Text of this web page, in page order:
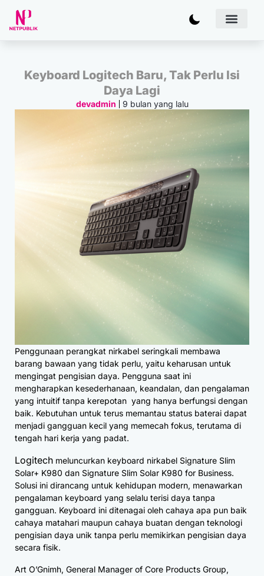
Keyboard Logitech Baru, Tak Perlu Isi
Daya Lagi
devadmin 9 bulan yang lalu
Penggunaan perangkat nirkabel seringkali membawa
barang bawaan yang tidak perlu, yaitu keharusan untuk
mengingat pengisian daya. Pengguna saat ini
mengharapkan kesederhanaan, keandalan, dan pengalaman
yang intuitif tanpa kerepotan yang hanya berfungsi dengan
baik. Kebutuhan untuk terus memantau status baterai dapat
menjadi gangguan kecil yang memecah fokus, terutama di
tengah hari kerja yang padat.
Logitech meluncurkan keyboard nirkabel Signature Slim
Solar+ K980 dan Signature Slim Solar K980 for Business.
Solusi ini dirancang untuk kehidupan modern, menawarkan
pengalaman keyboard yang selalu terisi daya tanpa
gangguan. Keyboard ini ditenagai oleh cahaya apa pun baik
cahaya matahari maupun cahaya buatan dengan teknologi
pengisian daya unik tanpa perlu memikirkan pengisian daya
secara fisik.
Art O’Gnimh, General Manager of Core Products Group,